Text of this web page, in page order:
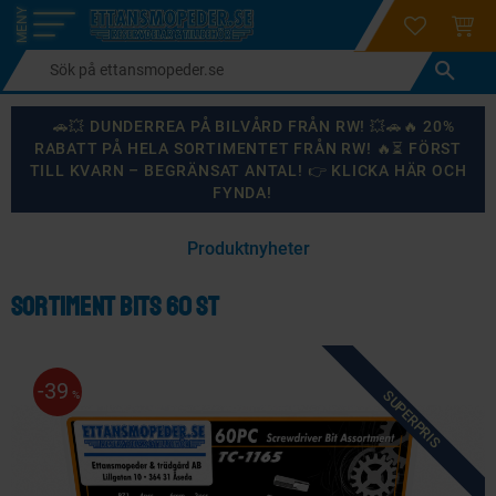
Meny
login
🚗💥 DUNDERREA PÅ BILVÅRD FRÅN RW! 💥🚗🔥 20%
RABATT PÅ HELA SORTIMENTET FRÅN RW! 🔥⏳ FÖRST
TILL KVARN – BEGRÄNSAT ANTAL! 👉 KLICKA HÄR OCH
FYNDA!
KANSKE NÅGON AV DESSA PRODUKTER KAN INTRESSERA
Produktnyheter
Sortiment Bits 60 st
39 % SUPERPRIS